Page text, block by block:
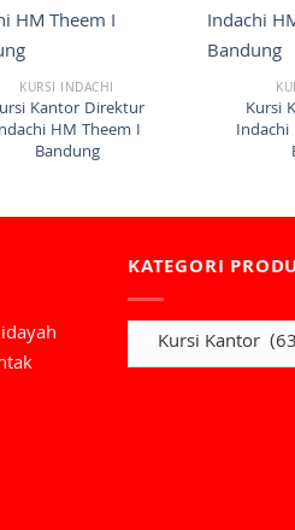
KURSI INDACHI
Kantor Direktur
HM Theem I
Bandung
Kursi
KATEGORI